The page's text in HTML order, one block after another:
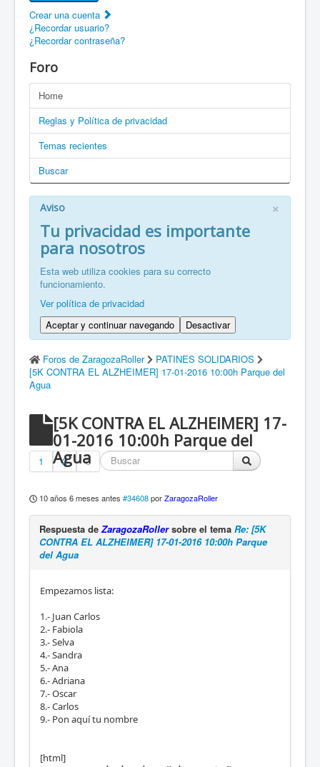
Enlaces
EN: Welcome to ZaragozaRoller!
EN: How to become a member?
DE: Willkommen zu ZaragozaRoller!
PT: Bem vindo a ZaragozaRoller!
CAT: Benvingut a ZaragozaRoller!
GAL: Benvido a ZaragozaRoller!
FR: Bienvenu à ZaragozaRoller!
ZH: 欢迎来到萨拉戈萨轮滑协会！
Crear una cuenta
¿Recordar usuario?
¿Recordar contraseña?
Foro
Home
Reglas y Política de privacidad
Temas recientes
Buscar
×
Aviso
Tu privacidad es importante
para nosotros
Esta web utiliza cookies para su correcto
funcionamiento.
Ver política de privacidad
Aceptar y continuar navegando
Desactivar
Foros de ZaragozaRoller
PATINES SOLIDARIOS
[5K CONTRA EL ALZHEIMER] 17-01-2016 10:00h Parque del
Agua
[5K CONTRA EL ALZHEIMER] 17-
01-2016 10:00h Parque del
Agua
1 2 3
10 años 6 meses antes #34608porZaragozaRoller
Respuesta de ZaragozaRollersobre el tema Re: [5K
CONTRA EL ALZHEIMER] 17-01-2016 10:00h Parque
del Agua
Empezamos lista:
1.- Juan Carlos
2.- Fabiola
3.- Selva
4.- Sandra
5.- Ana
6.- Adriana
7.- Oscar
8.- Carlos
9.- Pon aquí tu nombre
[html]